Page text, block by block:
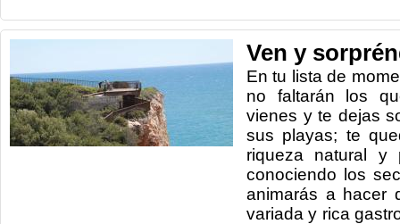
Ven y
En tu lista de
no faltarán los
vienes y te dejas
sus playas; te
riqueza natural y
conociendo los
animarás a hacer
variada y rica